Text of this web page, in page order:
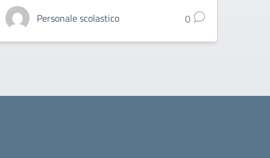
Personale scolastico 0